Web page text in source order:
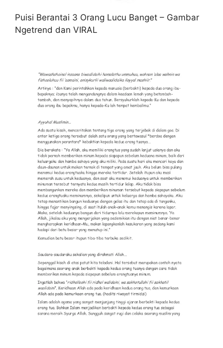
Puisi Berantai 3 Orang Lucu Banget – Gambar
Ngetrend dan VIRAL